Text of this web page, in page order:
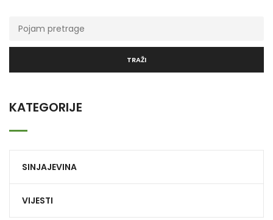
TRAŽI
KATEGORIJE
SINJAJEVINA
VIJESTI